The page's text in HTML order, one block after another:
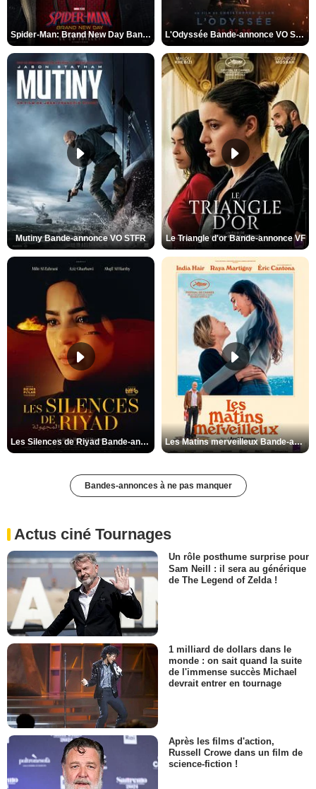
Spider-Man: Brand New Day Bande-annonce VO STFR L'Odyssée Bande-annonce VO STFR
Mutiny Bande-annonce VO STFR Le Triangle d'or Bande-annonce VF
Les Silences de Riyad Bande-annonce VO STFR Les Matins merveilleux Bande-annonce VF
Bandes-annonces à ne pas manquer
Actus ciné Tournages
Un rôle posthume surprise pour
Sam Neill : il sera au générique
de The Legend of Zelda !
1 milliard de dollars dans le
monde : on sait quand la suite
de l'immense succès Michael
devrait entrer en tournage
Après les films d'action,
Russell Crowe dans un film de
science-fiction !